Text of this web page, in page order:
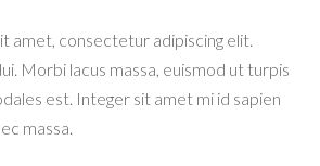
amet, consectetur adipiscing elit.
Morbi lacus massa, euismod ut turpis
est. Integer sit amet mi id sapien
massa.